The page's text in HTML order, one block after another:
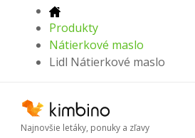
Produkty
Nátierkové maslo
Lidl Nátierkové maslo
Najnovšie letáky, ponuky a zľavy